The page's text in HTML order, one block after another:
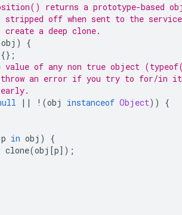
returns a prototype-based
stripped off when sent to the
a deep clone.
obj )
{
{};
value of any non true object
an error if you try to for/in
|| ! (obj instanceof Object))
{
p in obj )
{
clone(obj [p]);